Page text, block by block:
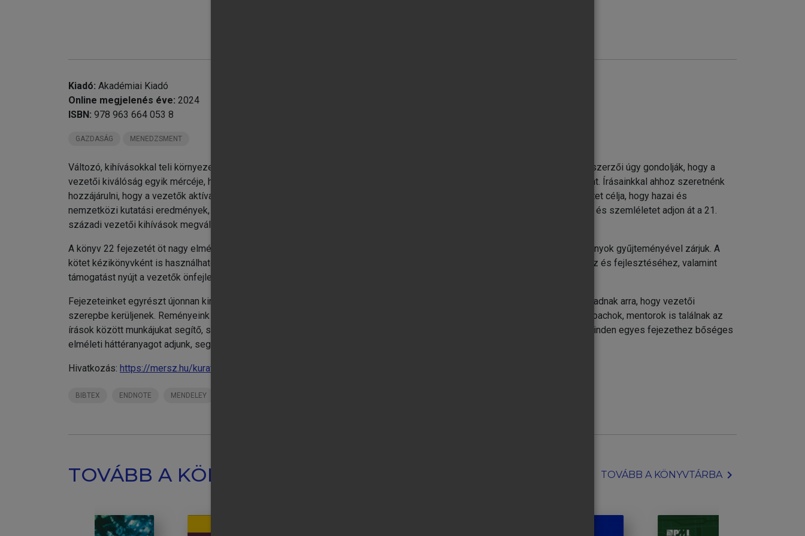
Kiadó: Akadémiai Kiadó
Online megjelenés éve: 2024
ISBN: 978 963 664 053 8
GAZDASÁG MENEDZSMENT
Változó, kihívásokkal teli környezetben a szervezetek, vezetők sikerének, túlélésének záloga a folyamatos fejlődés. A kötet szerzői úgy gondolják, hogy a
vezetői kiválóság egyik mércéje, hogy mennyire elkötelezett a vezető saját maga, munkatársai és szervezete fejlesztése iránt. Írásainkkal ahhoz szeretnénk
hozzájárulni, hogy a vezetők aktívan és proaktívan vállalják a fejlesztési folyamatokkal és változásokkal járó kihívásokat. A kötet célja, hogy hazai és
nemzetközi kutatási eredmények, trendek bemutatásával, a vezetéselméleti alapok mellett a gyakorlatba is átültethető tudást és szemléletet adjon át a 21.
századi vezetői kihívások megválaszolásához.
A könyv 22 fejezetét öt nagy elméleti blokkba rendeztük, és a kötetet a témák gyakorlati aspektusait megvilágító esettanulmányok gyűjteményével zárjuk. A
kötet kézikönyvként is használható, eszközökkel és példákkal szolgál a szükséges vezetői kompetenciák meghatározásához és fejlesztéséhez, valamint
támogatást nyújt a vezetők önfejlesztéséhez.
Fejezeteinket egyrészt újonnan kinevezett vezetőknek, illetve azoknak szánjuk, akik vezetői szerepre készülnek vagy esélyt adnak arra, hogy vezetői
szerepbe kerüljenek. Reményeink szerint humánerőforrás-szakemberek, szervezet- és vezetőfejlesztők, képzők, trénerek, coachok, mentorok is találnak az
írások között munkájukat segítő, szemléletüket formáló írásokat. A tapasztalt vezetőkre is gondolva, törekedtünk arra, hogy minden egyes fejezethez bőséges
elméleti háttéranyagot adjunk, segítve az önálló tanulást.
Hivatkozás: https://mersz.hu/kurath-banyai-vezetofejlesztes-a-21-szazadban//
BIBTEX ENDNOTE MENDELEY
TOVÁBB A KÖNYVTÁRBA TOVÁBB A KÖNYVTÁRBAchevron_right